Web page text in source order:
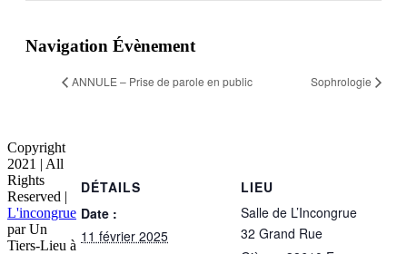
Navigation Évènement
ANNULE – Prise de parole en public Sophrologie
DÉTAILS
Date :
11 février 2025
LIEU
Salle de L’Incongrue
32 Grand Rue
Copyright
2021 | All
Rights
Reserved |
L'incongrue
par Un
Tiers-Lieu à